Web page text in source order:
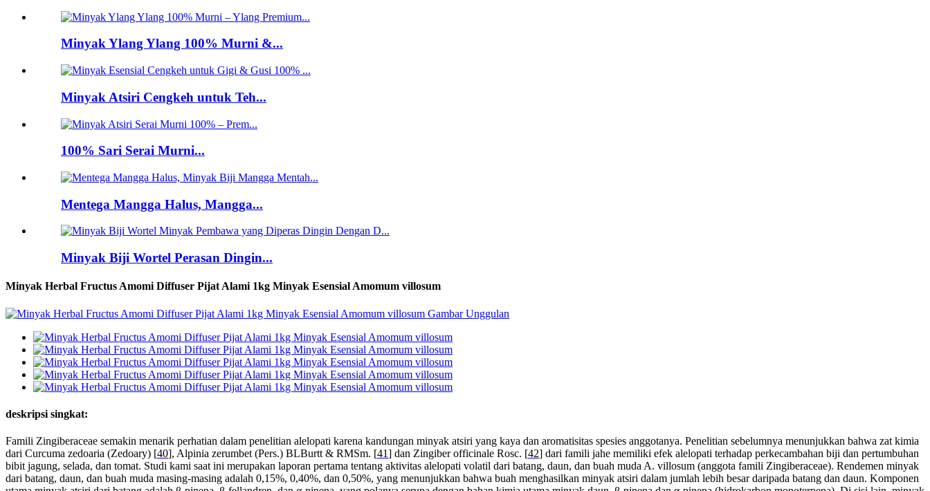
Minyak Ylang Ylang 100% Murni &...
Minyak Atsiri Cengkeh untuk Teh...
100% Sari Serai Murni...
Mentega Mangga Halus, Mangga...
Minyak Biji Wortel Perasan Dingin...
Minyak Herbal Fructus Amomi Diffuser Pijat Alami 1kg Minyak Esensial Amomum villosum
deskripsi singkat:
Famili Zingiberaceae semakin menarik perhatian dalam penelitian alelopati karena kandungan minyak atsiri yang kaya dan aromatisitas spesies anggotanya. Penelitian sebelumnya menunjukkan bahwa zat kimia
dari Curcuma zedoaria (Zedoary) [40], Alpinia zerumbet (Pers.) BLBurtt & RMSm. [41] dan Zingiber officinale Rosc. [42] dari famili jahe memiliki efek alelopati terhadap perkecambahan biji dan pertumbuhan
bibit jagung, selada, dan tomat. Studi kami saat ini merupakan laporan pertama tentang aktivitas alelopati volatil dari batang, daun, dan buah muda A. villosum (anggota famili Zingiberaceae). Rendemen minyak
dari batang, daun, dan buah muda masing-masing adalah 0,15%, 0,40%, dan 0,50%, yang menunjukkan bahwa buah menghasilkan minyak atsiri dalam jumlah lebih besar daripada batang dan daun. Komponen